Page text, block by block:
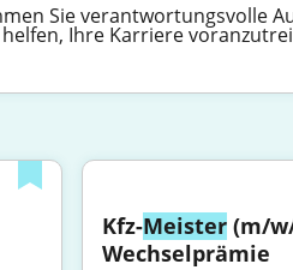
Sie verantwortungsvolle
Ihre Karriere
Kfz-Meister (m/
Wechselprämie